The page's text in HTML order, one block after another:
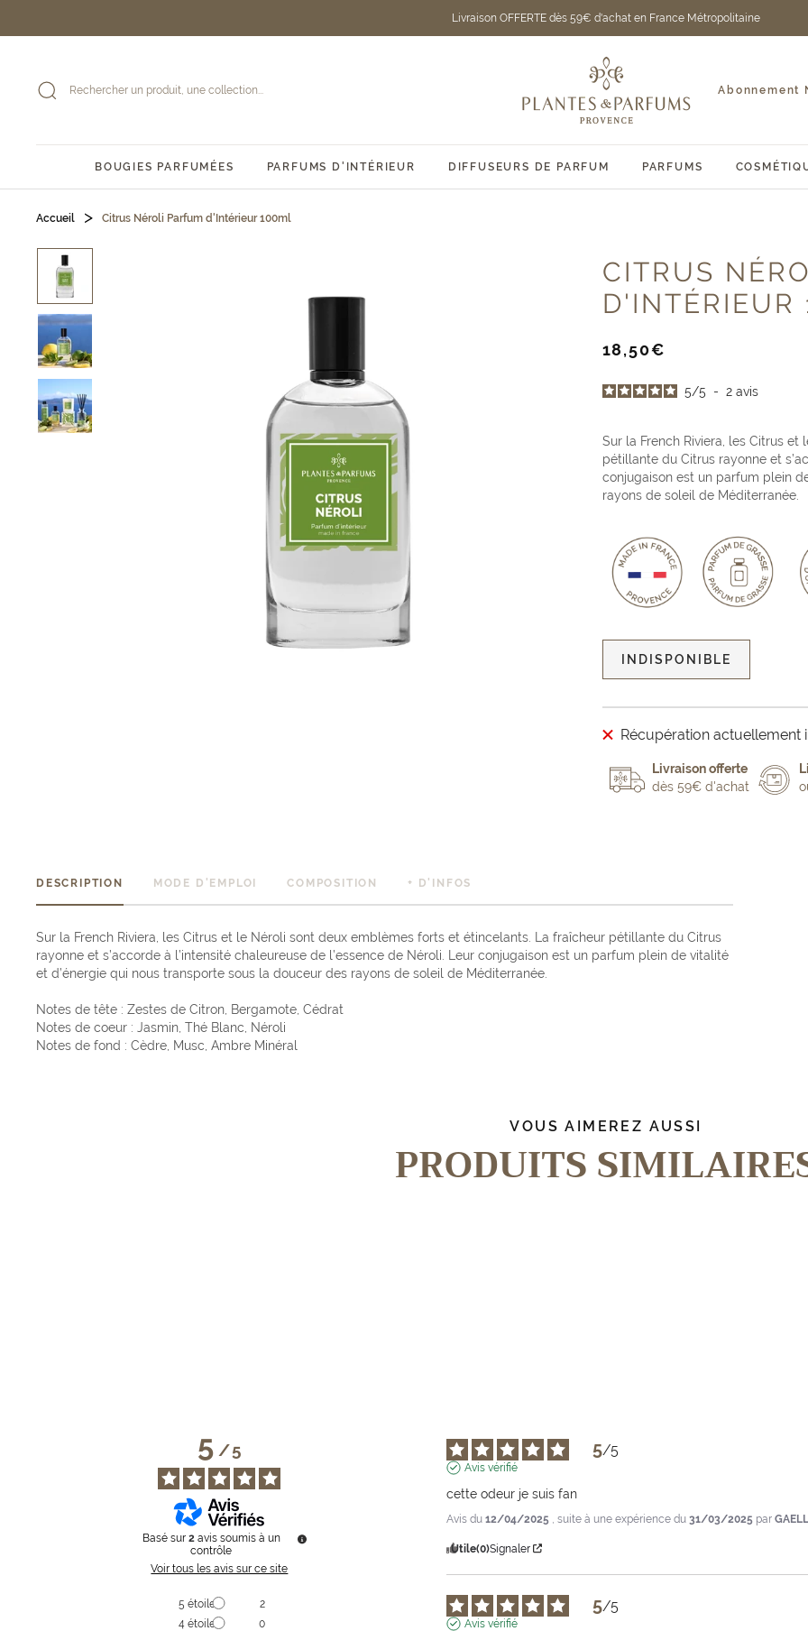
au
Livraison OFFERTE dès 59€ d'achat en France Métropolitaine
Parfums
Provence
Abonnement
BOUGIES PARFUMÉES PARFUMS D'INTÉRIEUR DIFFUSEURS DE PARFUM PARFUMS
Accueil Citrus Néroli Parfum d'Intérieur 100ml
CITRUS
D'INTÉRIEUR
Prix
vente
18,50€
5/5 - 2 avis
Sur la French Riviera, les Citrus
pétillante du Citrus rayonne et
conjugaison est un parfum plein
rayons de soleil de Méditerranée.
INDISPONIBLE
Récupération actuellement
Livraison offerte
dès 59€ d'achat
DESCRIPTION MODE D'EMPLOI COMPOSITION + D'INFOS
Sur la French Riviera, les Citrus et le Néroli sont deux emblèmes forts et étincelants. La fraîcheur pétillante du Citrus
rayonne et s’accorde à l’intensité chaleureuse de l’essence de Néroli. Leur conjugaison est un parfum plein de vitalité
et d’énergie qui nous transporte sous la douceur des rayons de soleil de Méditerranée.
Notes de tête : Zestes de Citron, Bergamote, Cédrat
Notes de coeur : Jasmin, Thé Blanc, Néroli
Notes de fond : Cèdre, Musc, Ambre Minéral
VOUS AIMEREZ AUSSI
PRODUITS
5/5
Basé sur 2 avis soumis à un
contrôle
Voir tous les avis sur ce site
5 étoiles
2
4 étoiles
0
5/5
Avis vérifié
cette odeur je suis fan
Avis du 12/04/2025 , suite à une expérience du 31/03/2025 par
Utile(0)Signaler
5/5
Avis vérifié